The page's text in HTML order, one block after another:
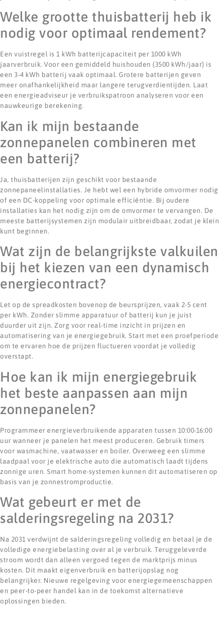
Welke grootte thuisbatterij heb ik
nodig voor optimaal rendement?
Een vuistregel is 1 kWh batterijcapaciteit per 1000 kWh
jaarverbruik. Voor een gemiddeld huishouden (3500 kWh/jaar) is
een 3-4 kWh batterij vaak optimaal. Grotere batterijen geven
meer onafhankelijkheid maar langere terugverdientijden. Laat
een energieadviseur je verbruikspatroon analyseren voor een
nauwkeurige berekening.
Kan ik mijn bestaande
zonnepanelen combineren met
een batterij?
Ja, thuisbatterijen zijn geschikt voor bestaande
zonnepaneelinstallaties. Je hebt wel een hybride omvormer nodig
of een DC-koppeling voor optimale efficiëntie. Bij oudere
installaties kan het nodig zijn om de omvormer te vervangen. De
meeste batterijsystemen zijn modulair uitbreidbaar, zodat je klein
kunt beginnen.
Wat zijn de belangrijkste valkuilen
bij het kiezen van een dynamisch
energiecontract?
Let op de spreadkosten bovenop de beursprijzen, vaak 2-5 cent
per kWh. Zonder slimme apparatuur of batterij kun je juist
duurder uit zijn. Zorg voor real-time inzicht in prijzen en
automatisering van je energiegebruik. Start met een proefperiode
om te ervaren hoe de prijzen fluctueren voordat je volledig
overstapt.
Hoe kan ik mijn energiegebruik
het beste aanpassen aan mijn
zonnepanelen?
Programmeer energieverbruikende apparaten tussen 10:00-16:00
uur wanneer je panelen het meest produceren. Gebruik timers
voor wasmachine, vaatwasser en boiler. Overweeg een slimme
laadpaal voor je elektrische auto die automatisch laadt tijdens
zonnige uren. Smart home-systemen kunnen dit automatiseren op
basis van je zonnestromproductie.
Wat gebeurt er met de
salderingsregeling na 2031?
Na 2031 verdwijnt de salderingsregeling volledig en betaal je de
volledige energiebelasting over al je verbruik. Teruggeleverde
stroom wordt dan alleen vergoed tegen de marktprijs minus
kosten. Dit maakt eigenverbruik en batterijopslag nog
belangrijker. Nieuwe regelgeving voor energiegemeenschappen
en peer-to-peer handel kan in de toekomst alternatieve
oplossingen bieden.